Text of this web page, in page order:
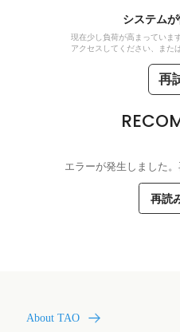
システム
現在少し負荷が高まっていま
アクセスしてください、また
再
エラーが発生しました
再読
About TAO